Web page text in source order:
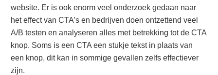
website. Er is ook enorm veel onderzoek gedaan naar
het effect van CTA’s en bedrijven doen ontzettend veel
A/B testen en analyseren alles met betrekking tot de CTA
knop. Soms is een CTA een stukje tekst in plaats van
een knop, dit kan in sommige gevallen zelfs effectiever
zijn.